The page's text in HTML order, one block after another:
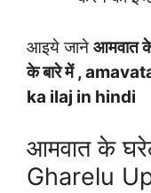
आइये जाने आमवात
के बारे में ,
ka ilaj in hindi
आमवात के
Gharelu